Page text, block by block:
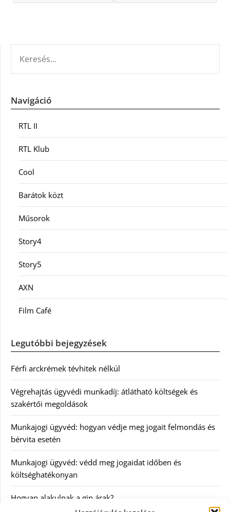
Navigáció
RTL II
RTL Klub
Cool
Barátok közt
Műsorok
Story4
Story5
AXN
Film Café
Legutóbbi bejegyzések
Férfi arckrémek tévhitek nélkül
Végrehajtás ügyvédi munkadíj: átlátható költségek és
szakértői megoldások
Munkajogi ügyvéd: hogyan védje meg jogait felmondás és
bérvita esetén
Munkajogi ügyvéd: védd meg jogaidat időben és
költséghatékonyan
Hogyan alakulnak a gin árak?